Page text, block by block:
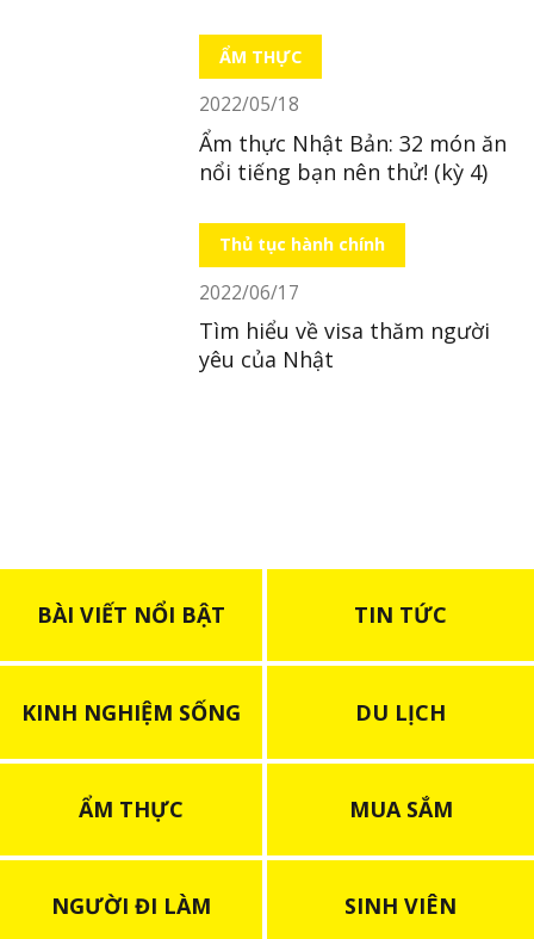
ẨM THỰC
2022/05/18
Ẩm thực Nhật Bản: 32 món ăn
nổi tiếng bạn nên thử! (kỳ 4)
Thủ tục hành chính
2022/06/17
Tìm hiểu về visa thăm người
yêu của Nhật
BÀI VIẾT NỔI BẬT TIN TỨC
KINH NGHIỆM SỐNG DU LỊCH
ẨM THỰC MUA SẮM
NGƯỜI ĐI LÀM SINH VIÊN